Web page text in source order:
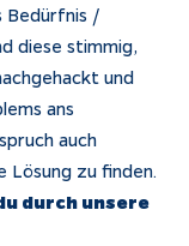
Bedürfnis /
diese stimmig,
und
ans
auch
Lösung zu finden.
durch unsere